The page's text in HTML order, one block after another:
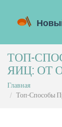
ТОП-
ЯИЦ: ОТ
Главная
Топ-Способы